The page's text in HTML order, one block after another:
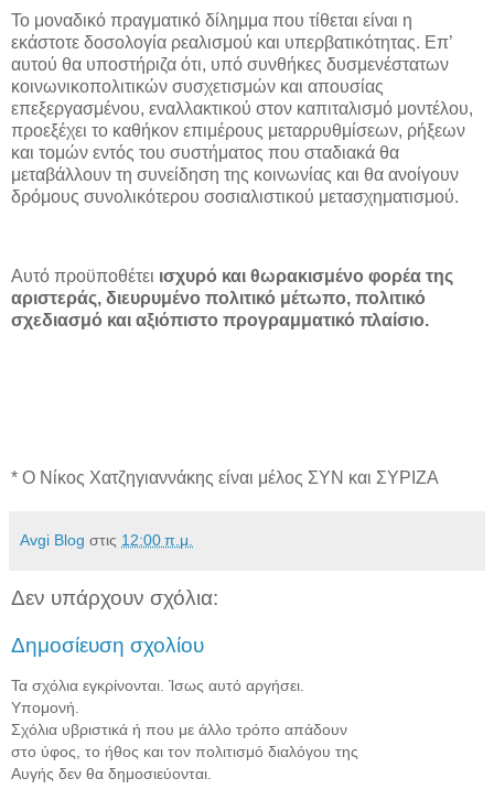
Το μοναδικό πραγματικό δίλημμα που τίθεται είναι η
εκάστοτε δοσολογία ρεαλισμού και υπερβατικότητας. Επ’
αυτού θα υποστήριζα ότι, υπό συνθήκες δυσμενέστατων
κοινωνικοπολιτικών συσχετισμών και απουσίας
επεξεργασμένου, εναλλακτικού στον καπιταλισμό μοντέλου,
προεξέχει το καθήκον επιμέρους μεταρρυθμίσεων, ρήξεων
και τομών εντός του συστήματος που σταδιακά θα
μεταβάλλουν τη συνείδηση της κοινωνίας και θα ανοίγουν
δρόμους συνολικότερου σοσιαλιστικού μετασχηματισμού.
Αυτό προϋποθέτει ισχυρό και θωρακισμένο φορέα της
αριστεράς, διευρυμένο πολιτικό μέτωπο, πολιτικό
σχεδιασμό και αξιόπιστο προγραμματικό πλαίσιο.
* Ο Νίκος Χατζηγιαννάκης είναι μέλος ΣΥΝ και ΣΥΡΙΖΑ
Avgi Blog στις 12:00 π.μ.
Δεν υπάρχουν σχόλια:
Δημοσίευση σχολίου
Τα σχόλια εγκρίνονται. Ίσως αυτό αργήσει.
Υπομονή.
Σχόλια υβριστικά ή που με άλλο τρόπο απάδουν
στο ύφος, το ήθος και τον πολιτισμό διαλόγου της
Αυγής δεν θα δημοσιεύονται.